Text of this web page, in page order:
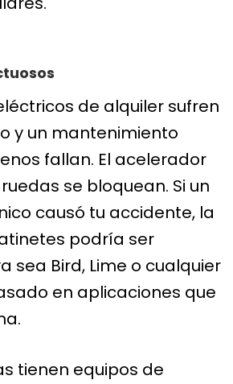
de alquiler sufren
y un mantenimiento
fallan. El acelerador
se bloquean. Si un
causó tu accidente, la
podría ser
sea Bird, Lime o cualquier
en aplicaciones que
tienen equipos de